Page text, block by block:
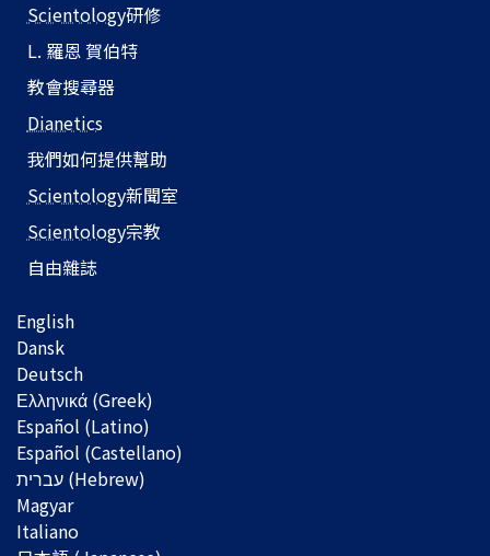
Scientology研修
L. 羅恩 賀伯特
教會搜尋器
Dianetics
我們如何提供幫助
Scientology新聞室
Scientology宗教
自由雜誌
English
Dansk
Deutsch
Ελληνικά (Greek)
Español (Latino)
Español (Castellano)
Magyar
Italiano